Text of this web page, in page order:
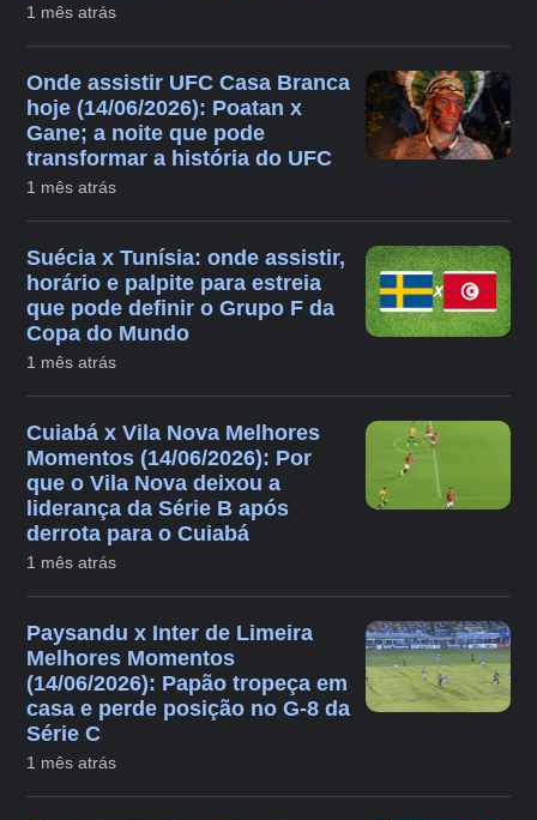
1 mês atrás
Onde assistir UFC Casa Branca
hoje (14/06/2026): Poatan x
Gane; a noite que pode
transformar a história do UFC
1 mês atrás
Suécia x Tunísia: onde assistir,
horário e palpite para estreia
que pode definir o Grupo F da
Copa do Mundo
1 mês atrás
Cuiabá x Vila Nova Melhores
Momentos (14/06/2026): Por
que o Vila Nova deixou a
liderança da Série B após
derrota para o Cuiabá
1 mês atrás
Paysandu x Inter de Limeira
Melhores Momentos
(14/06/2026): Papão tropeça em
casa e perde posição no G-8 da
Série C
1 mês atrás